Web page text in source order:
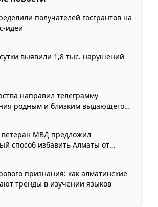
получателей госгрантов на
идеи
выявили 1,8 тыс. нарушений
направил телеграмму
родным и близким выдающегося
Ардака Амиркулова
ветеран МВД предложил
способ избавить Алматы от
признания: как алматинские
тренды в изучении языков